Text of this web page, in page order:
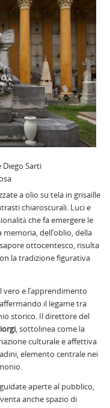
Sarti
a olio su tela in grisaille
chiaroscurali. Luci e
che fa emergere le
dell’oblio, della
ottocentesco, risulta
la tradizione figurativa
e l’apprendimento
il legame tra
storico. Il direttore del
, sottolinea come la
culturale e affettiva
elemento centrale nei
aperte al pubblico,
anche spazio di